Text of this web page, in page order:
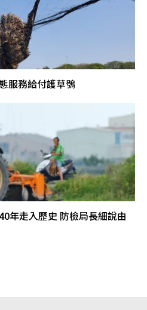
服務給付護草鴞
年走入歷史 防檢局長細說由